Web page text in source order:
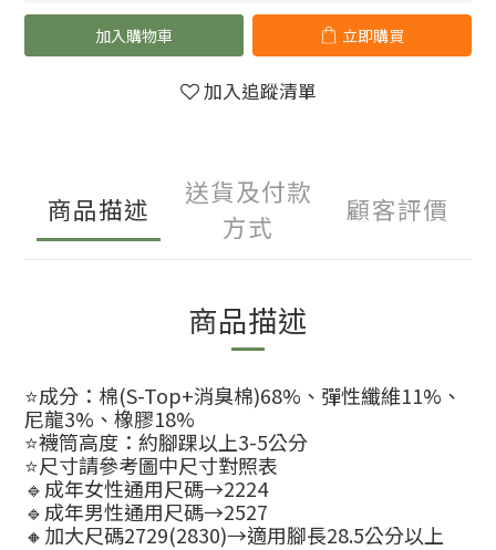
加入購物車 立即購買
加入追蹤清單
商品描述
送貨及付款
方式
顧客評價
商品描述
⭐️成分：棉(S-Top+消臭棉)68%、彈性纖維11%、
尼龍3%、橡膠18%
⭐️襪筒高度：約腳踝以上3-5公分
⭐️尺寸請參考圖中尺寸對照表
🔹成年女性通用尺碼→2224
🔹成年男性通用尺碼→2527
🔸加大尺碼2729(2830)→適用腳長28.5公分以上